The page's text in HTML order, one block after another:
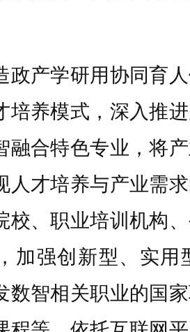
产学研用协同育人
培养模式，深入推
融合特色专业，将
人才培养与产业需
校、职业培训机构
加强创新型、实用
数智相关职业的国